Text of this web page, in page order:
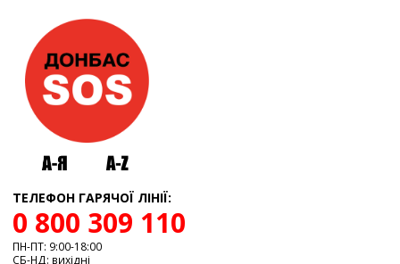
ТЕЛЕФОН ГАРЯЧОЇ ЛІНІЇ:
0 800 309 110
ПН-ПТ: 9:00-18:00
СБ-НД: вихідні